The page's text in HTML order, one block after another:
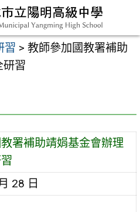
習 > 教師參加國教署補助
研習
署補助靖娟基金會辦理
28 日